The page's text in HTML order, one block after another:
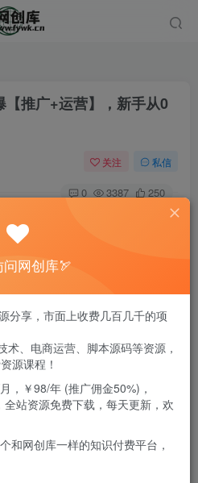
推广+运营】，新手从0
关注 私信
0 3387 250
阶段01.mp402无界关键词准备
阶段03.mp404无界关键词核
界关键词核心重点计划框架
计划框架03.mp407无界关键
网创库🏹
分享，市面上收费几百几千的项
术、电商运营、脚本源码等资源，
源课程！
，￥98/年 (推广佣金50%)，
站资源免费下载，每天更新，欢
和网创库一样的知识付费平台，